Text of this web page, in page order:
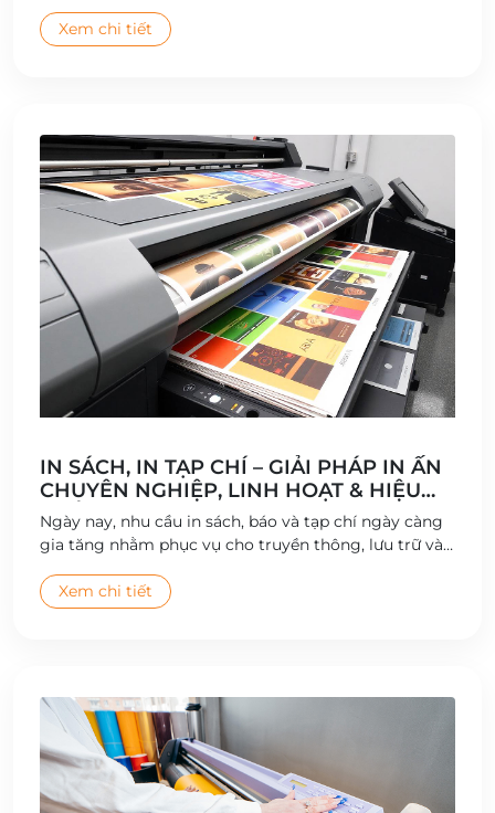
hàng một cách nhanh chóng, ấn tượng và tiết kiệm
chi phí. Với công nghệ in kỹ thuật số hiện đại, poster
Xem chi tiết
IN SÁCH, IN TẠP CHÍ – GIẢI PHÁP IN ẤN
CHUYÊN NGHIỆP, LINH HOẠT & HIỆU
QUẢ
Ngày nay, nhu cầu in sách, báo và tạp chí ngày càng
gia tăng nhằm phục vụ cho truyền thông, lưu trữ và
in tạp chí của Công ty Cổ phần In Hà Nội đáp ứng linh
hoạt mọi yêu cầu từ số lượng nhỏ đến số lượng lớn,
Xem chi tiết